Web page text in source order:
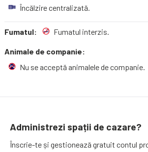
Încălzire centralizată.
Fumatul: Fumatul interzis.
Animale de companie:
Nu se acceptă animalele de companie.
Administrezi spații de cazare?
Înscrie-te și gestionează gratuit contul